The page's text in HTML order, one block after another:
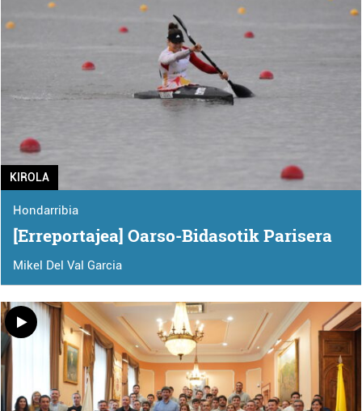
KIROLA
Hondarribia
[Erreportajea] Oarso-Bidasotik Parisera
Mikel Del Val Garcia